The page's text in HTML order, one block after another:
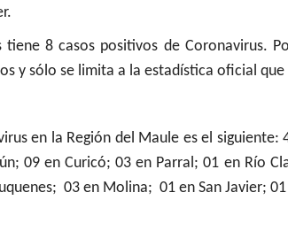
tiene 8 casos positivos de Coronavirus.
y sólo se limita a la estadística oficial que
en la Región del Maule es el siguiente:
09 en Curicó; 03 en Parral; 01 en Río
03 en Molina; 01 en San Javier;